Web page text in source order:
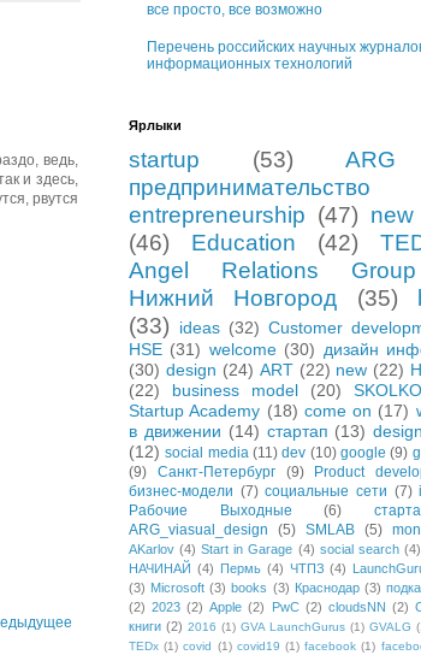
ведь,
и здесь,
рвутся
все просто, все возможно
Перечень российских научных
информационных технологий
Ярлыки
startup (53) ARG
предпринимательство
entrepreneurship (47)
(46)
Education (42)
Angel Relations Group
Нижний Новгород
(35)
(33)
ideas (32) Customer
HSE (31) welcome (30) дизайн
(30) design (24) ART (22) new (22)
(22)
business model (20)
Startup Academy (18) come on (17)
в движении (14) стартап (13)
(12) social media (11) dev (10) google (9)
(9)
Санкт-Петербург (9) Product
бизнес-модели (7) социальные сети (7)
Рабочие Выходные
(6)
ARG_viasual_design
(5) SMLAB (5)
AKarlov (4) Start in Garage (4) social search (4)
НАЧИНАЙ (4) Пермь (4) ЧТПЗ (4)
(3) Microsoft (3) books (3) Краснодар (3)
(2) 2023 (2) Apple (2) PwC (2) cloudsNN (2)
книги (2) 2016 (1) GVA LaunchGurus (1) GVALG
TEDx (1) covid (1) covid19 (1) facebook (1)